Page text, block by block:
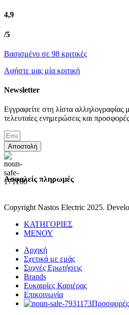
4,9
/5
Βασισμένο σε 98 κριτικές
Αφήστε μας μία κριτική
Newsletter
Εγγραφείτε στη λίστα αλληλογραφίας
τελευταίες ενημερώσεις και
Αποστολή
Ασφαλείς πληρωμές
Copyright Nastos Electric 2025.
ΚΑΤΗΓΟΡΙΕΣ
ΜΕΝΟΥ
Αρχική
Σχετικά με εμάς
Συχνές Ερωτήσεις
Brands
Ευκαιρίες Καριέρας
Επικοινωνία
Προσφορές